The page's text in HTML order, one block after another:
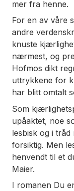
mer fra henne.
For en av våre
andre
knuste
nærmest, og
Hofmos dikt
uttrykkene for
har blitt omtalt
Som
upåaktet, noe
lesbisk og i
forsiktig. Men
henvendt til et
Maier.
I romanen Du